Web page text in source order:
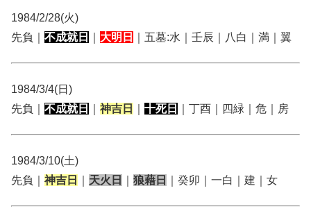
1984/2/28(火)
先負｜ 不成就日 大明日 ｜五墓:水｜壬辰｜八白｜満｜翼
1984/3/4(日)
先負｜ 不成就日 神吉日 十死日 ｜丁酉｜四緑｜危｜房
1984/3/10(土)
先負｜ 神吉日 天火日 狼藉日 ｜癸卯｜一白｜建｜女